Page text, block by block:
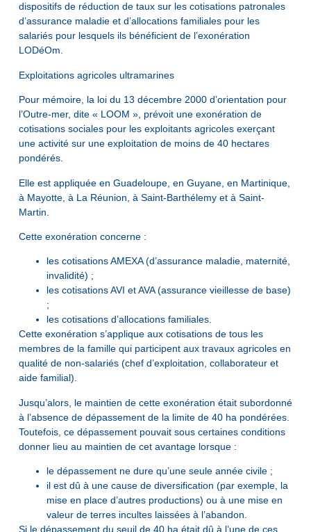
dispositifs de réduction de taux sur les cotisations patronales
d’assurance maladie et d’allocations familiales pour les
salariés pour lesquels ils bénéficient de l’exonération
LODéOm.
Exploitations agricoles ultramarines
Pour mémoire, la loi du 13 décembre 2000 d’orientation pour
l’Outre-mer, dite « LOOM », prévoit une exonération de
cotisations sociales pour les exploitants agricoles exerçant
une activité sur une exploitation de moins de 40 hectares
pondérés.
Elle est appliquée en Guadeloupe, en Guyane, en Martinique,
à Mayotte, à La Réunion, à Saint-Barthélemy et à Saint-
Martin.
Cette exonération concerne :
les cotisations AMEXA (d’assurance maladie, maternité,
invalidité) ;
les cotisations AVI et AVA (assurance vieillesse de base)
;
les cotisations d’allocations familiales.
Cette exonération s’applique aux cotisations de tous les
membres de la famille qui participent aux travaux agricoles en
qualité de non-salariés (chef d’exploitation, collaborateur et
aide familial).
Jusqu’alors, le maintien de cette exonération était subordonné
à l’absence de dépassement de la limite de 40 ha pondérées.
Toutefois, ce dépassement pouvait sous certaines conditions
donner lieu au maintien de cet avantage lorsque :
le dépassement ne dure qu’une seule année civile ;
il est dû à une cause de diversification (par exemple, la
mise en place d’autres productions) ou à une mise en
valeur de terres incultes laissées à l’abandon.
Si le dépassement du seuil de 40 ha était dû à l’une de ces